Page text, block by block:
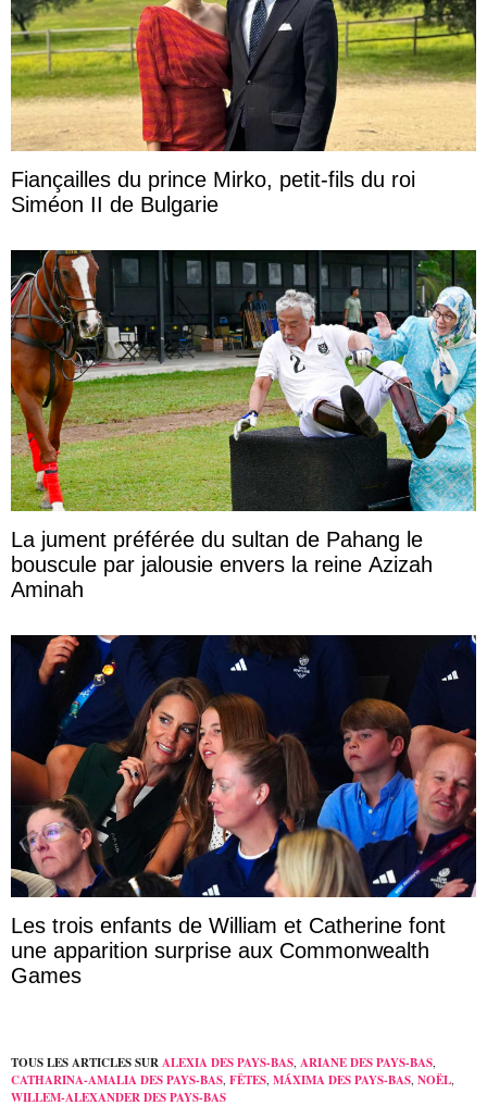
Fiançailles du prince Mirko, petit-fils du roi
Siméon II de Bulgarie
La jument préférée du sultan de Pahang le
bouscule par jalousie envers la reine Azizah
Aminah
Les trois enfants de William et Catherine font
une apparition surprise aux Commonwealth
Games
TOUS LES ARTICLES SURALEXIA DES PAYS-BAS, ARIANE DES PAYS-BAS,
CATHARINA-AMALIA DES PAYS-BAS, FÊTES, MÁXIMA DES PAYS-BAS, NOËL,
WILLEM-ALEXANDER DES PAYS-BAS